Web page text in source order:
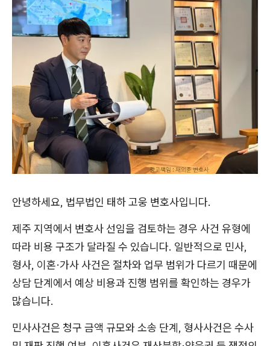
안녕하세요, 법무법인 태하 고웅 변호사입니다.
제주 지역에서 변호사 선임을 검토하는 경우 사건 유형에
따라 비용 구조가 달라질 수 있습니다. 일반적으로 민사,
형사, 이혼·가사 사건은 절차와 업무 범위가 다르기 때문에
상담 단계에서 예상 비용과 진행 범위를 확인하는 경우가
많습니다.
민사사건은 청구 금액 규모와 소송 단계, 형사사건은 수사